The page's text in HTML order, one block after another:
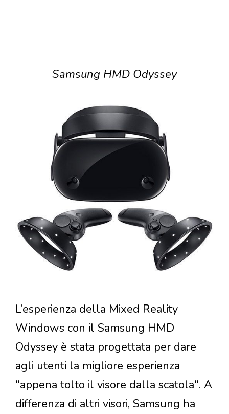
Samsung HMD Odyssey
L’esperienza della Mixed Reality
Windows con il Samsung HMD
Odyssey è stata progettata per dare
agli utenti la migliore esperienza
"appena tolto il visore dalla scatola". A
differenza di altri visori, Samsung ha